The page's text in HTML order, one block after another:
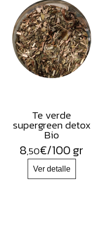
Te verde
supergreen detox
Bio
8,50€/100 gr